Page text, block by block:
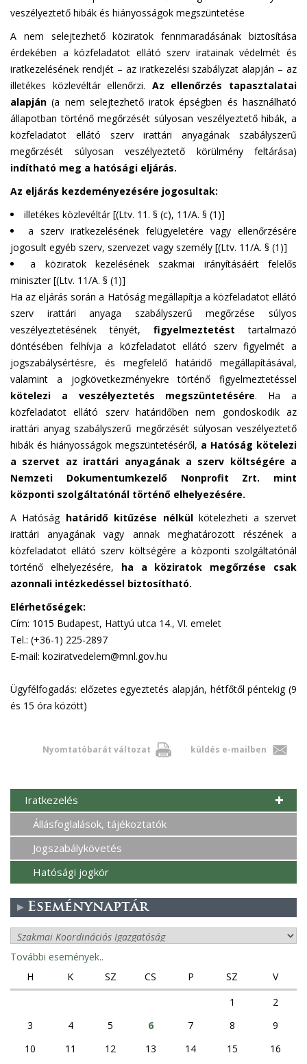
veszélyeztető hibák és hiányosságok megszüntetése
A nem selejtezhető köziratok fennmaradásának biztosítása
érdekében a közfeladatot ellátó szerv iratainak védelmét és
iratkezelésének rendjét – az iratkezelési szabályzat alapján – az
illetékes közlevéltár ellenőrzi. Az ellenőrzés tapasztalatai
alapján (a nem selejtezhető iratok épségben és használható
állapotban történő megőrzését súlyosan veszélyeztető hibák, a
közfeladatot ellátó szerv irattári anyagának szabályszerű
megőrzését súlyosan veszélyeztető körülmény feltárása)
indítható meg a hatósági eljárás.
Az eljárás kezdeményezésére jogosultak:
illetékes közlevéltár [(Ltv. 11. § (c), 11/A. § (1)]
a szerv iratkezelésének felügyeletére vagy ellenőrzésére
jogosult egyéb szerv, szervezet vagy személy [(Ltv. 11/A. § (1)]
a köziratok kezelésének szakmai irányításáért felelős
miniszter [(Ltv. 11/A. § (1)]
Ha az eljárás során a Hatóság megállapítja a közfeladatot ellátó
szerv irattári anyaga szabályszerű megőrzése súlyos
veszélyeztetésének tényét, figyelmeztetésttartalmazó
döntésében felhívja a közfeladatot ellátó szerv figyelmét a
jogszabálysértésre, és megfelelő határidő megállapításával,
valamint a jogkövetkezményekre történő figyelmeztetéssel
kötelezi a veszélyeztetés megszüntetésére. Ha a
közfeladatot ellátó szerv határidőben nem gondoskodik az
irattári anyag szabályszerű megőrzését súlyosan veszélyeztető
hibák és hiányosságok megszüntetéséről, a Hatóság kötelezi
a szervet az irattári anyagának a szerv költségére a
Nemzeti Dokumentumkezelő Nonprofit Zrt. mint
központi szolgáltatónál történő elhelyezésére.
A Hatóság határidő kitűzése nélkülkötelezheti a szervet
irattári anyagának vagy annak meghatározott részének a
közfeladatot ellátó szerv költségére a központi szolgáltatónál
történő elhelyezésére, ha a köziratok megőrzése csak
azonnali intézkedéssel biztosítható.
Elérhetőségek:
Cím: 1015 Budapest, Hattyú utca 14., VI. emelet
Tel.: (+36-1) 225-2897
E-mail: koziratvedelem@mnl.gov.hu
Ügyfélfogadás: előzetes egyeztetés alapján, hétfőtől péntekig (9
és 15 óra között)
Nyomtatóbarát változat küldés e-mailben
Iratkezelés
Állásfoglalások, tájékoztatók
Jogszabálykövetés
Hatósági jogkör
Eseménynaptár
További események..
H
K SZ CS P SZ
V
1
2
3
4 5 6 7 8
9
10
11 12 13 14 15
16